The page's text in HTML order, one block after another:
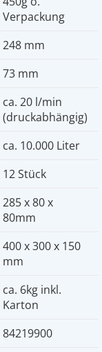
Verpackung
248 mm
73 mm
ca. 20 l/min
(druckabhängig)
ca. 10.000 Liter
12 Stück
285 x 80 x
80mm
400 x 300 x 150
mm
ca. 6kg inkl.
Karton
84219900